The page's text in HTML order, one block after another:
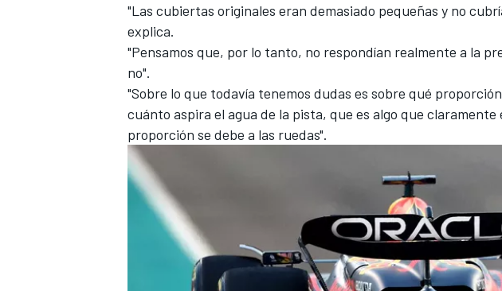
"Las cubiertas originales eran demasiado pequeñas y no
explica.
"Pensamos que, por lo tanto, no respondían realmente a la
no".
"Sobre lo que todavía tenemos dudas es sobre qué
cuánto aspira el agua de la pista, que es algo que claramente
proporción se debe a las ruedas".